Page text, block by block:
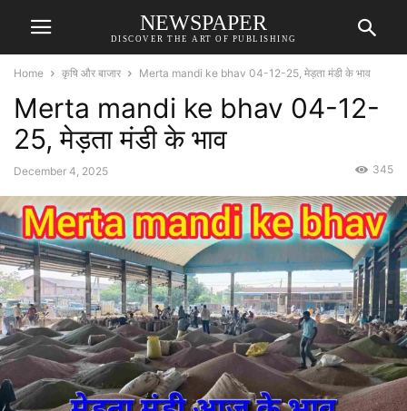
NEWSPAPER
DISCOVER THE ART OF PUBLISHING
Home कृषि और बाजार Merta mandi ke bhav 04-12-25, मेड़ता मंडी के भाव
Merta mandi ke bhav 04-12-
25, मेड़ता मंडी के भाव
December 4, 2025 345